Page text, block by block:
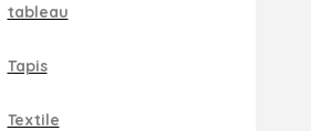
tableau
Tapis
Textile